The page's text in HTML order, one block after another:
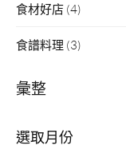
食材好店 (4)
食譜料理 (3)
彙整
整